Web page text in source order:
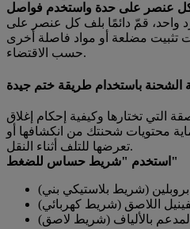
عنصر على حدة واستخدم فواصل
قمّ دائمًا بلف كل عنصر على
تثبيت مضلعة أو مواد فاصلة أخرى
حسب الاقتضاء.
الشحنة باستخدام طريقة ختم جيدة
التي تختارها وكيفية إحكام إغلاق
محتويات شحنتك من انكشافها أو
تعرضها للتلف أثناء النقل.
استخدم "شريط حساس للضغط"
(شريط بلاستيكي بني)
اللاصق (شريط كهربائي)
بالألياف (شريط لاصق)